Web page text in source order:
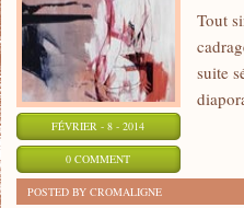
FÉVRIER - 8 - 2014
0 COMMENT
Tout
suite
POSTED BY CROMALIGNE